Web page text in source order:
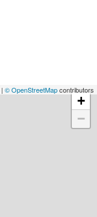
+
−
| © OpenStreetMapcontributors